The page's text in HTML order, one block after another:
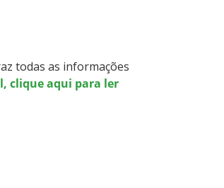
todas as informações
clique aqui para ler